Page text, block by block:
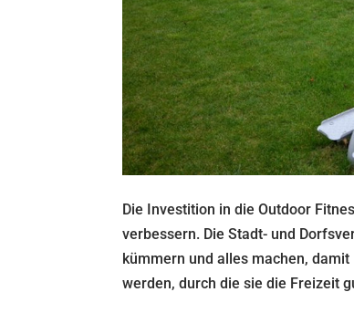
Die Investition in die Outdoor
verbessern. Die Stadt- und
kümmern und alles machen,
werden, durch die sie die Freizeit